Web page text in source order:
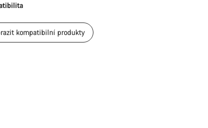
kompatibilní produkty